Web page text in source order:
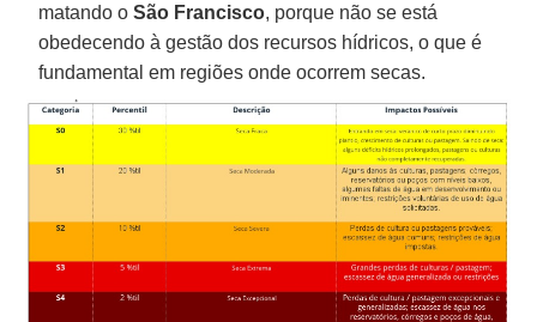
matando oSão Francisco, porque não se está
obedecendo à gestão dos recursos hídricos, o que é
fundamental em regiões onde ocorrem secas.